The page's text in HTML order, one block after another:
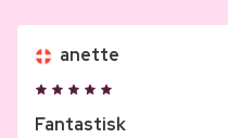
anette
Fantastisk